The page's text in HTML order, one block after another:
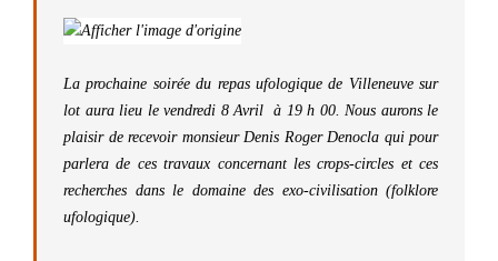
La prochaine soirée du repas ufologique de Villeneuve sur
lot aura lieu le vendredi 8 Avril à 19 h 00. Nous aurons le
plaisir de recevoir monsieur Denis Roger Denocla qui pour
parlera de ces travaux concernant les crops-circles et ces
recherches dans le domaine des exo-civilisation (folklore
ufologique).